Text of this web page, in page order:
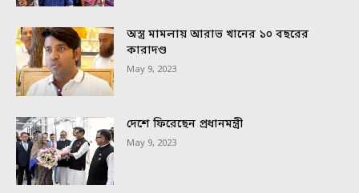
অস্ত্র মামলায় আরাভ খানের ১০ বছরের
কারাদণ্ড
May 9, 2023
দেশে ফিরেছেন প্রধানমন্ত্রী
May 9, 2023